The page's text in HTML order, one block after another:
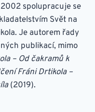
spolupracuje se
Svět na
Je autorem řady
publikací, mimo
– Od čakramů k
Fráni Drtikola –
(2019).